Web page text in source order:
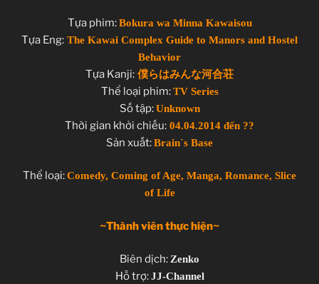
Tựa phim:Bokura wa Minna Kawaisou
Tựa Eng: The Kawai Complex Guide to Manors and Hostel
Behavior
Tựa Kanji: 僕らはみんな河合荘
Thể loại phim:TV Series
Số tập:Unknown
Thời gian khởi chiếu: 04.04.2014 đến ??
Sản xuất:Brain`s Base
Thể loại:Comedy, Coming of Age, Manga, Romance, Slice
of Life
~Thành viên thực hiện~
Biên dịch: Zenko
Hỗ trợ:JJ-Channel